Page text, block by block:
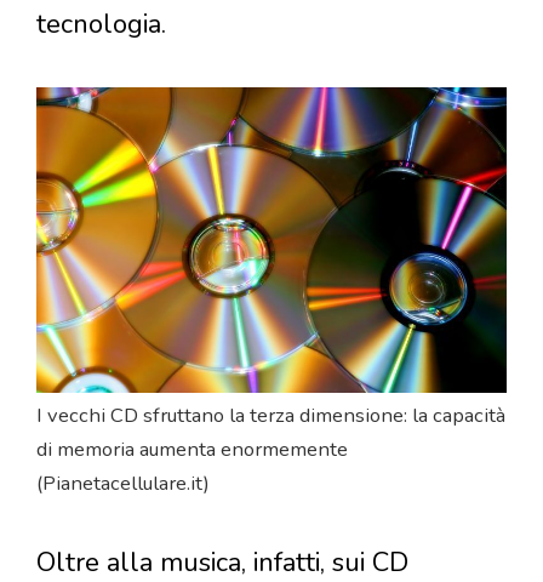
tecnologia.
I vecchi CD sfruttano la terza dimensione: la capacità
di memoria aumenta enormemente
(Pianetacellulare.it)
Oltre alla musica, infatti, sui CD